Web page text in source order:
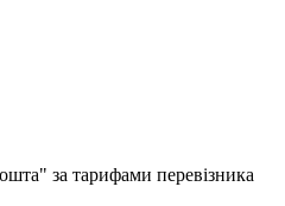
за тарифами перевізника